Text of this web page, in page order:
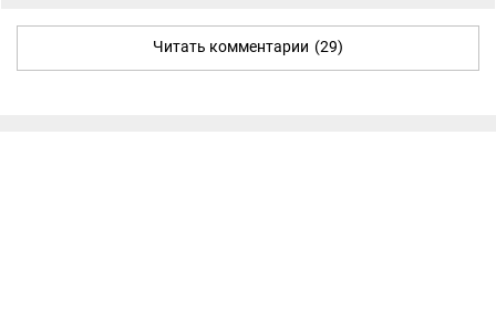
Читать комментарии (29)